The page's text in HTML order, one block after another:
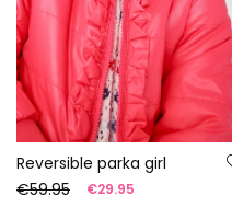
Reversible parka girl
€59.95
€29.95